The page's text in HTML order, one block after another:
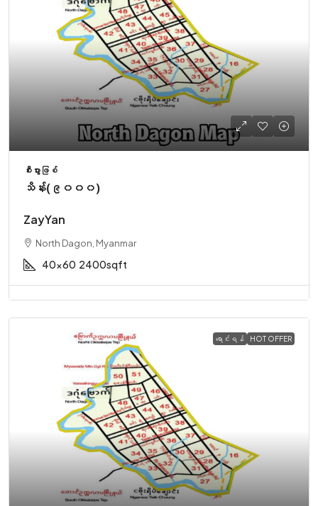
စီးပွားဖြစ်
သိန်း(၉၀၀၀)
ZayYan
North Dagon, Myanmar
40x60 2400sqft
ရောင်းရန် HOT OFFER